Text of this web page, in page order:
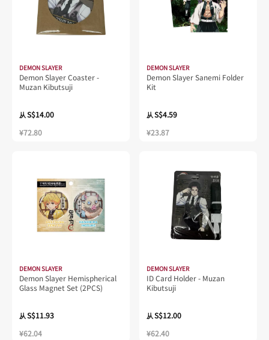
DEMON SLAYER
Demon Slayer Coaster -
Muzan Kibutsuji
从S$14.00
¥72.80
DEMON SLAYER
Demon Slayer Sanemi Folder
Kit
从S$4.59
¥23.87
DEMON SLAYER
Demon Slayer Hemispherical
Glass Magnet Set (2PCS)
从S$11.93
¥62.04
DEMON SLAYER
ID Card Holder - Muzan
Kibutsuji
从S$12.00
¥62.40